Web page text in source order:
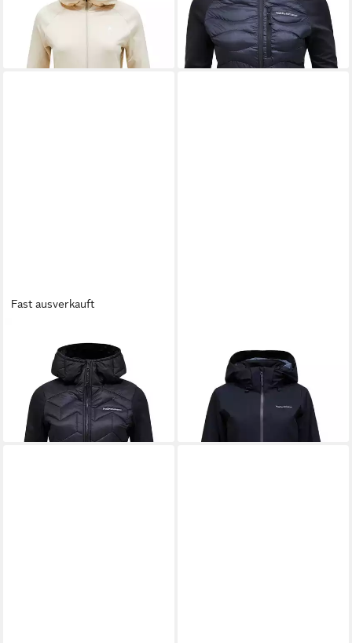
159,99 €
lieferbar - in 4-5 Werktagen bei dir
Down Hybrid Jacke
240,00 €
lieferbar - in 2-3 Werktagen bei dir
Fast ausverkauft
Funktionsjacke W Elevate
Insulated Hybrid Hood Jacket
176,99 € UVP239,99 €
-26%
lieferbar - in 4-5 Werktagen bei dir
ab 210,90 € UVP350,00 €
lieferbar - in 2-3 Werktagen bei dir